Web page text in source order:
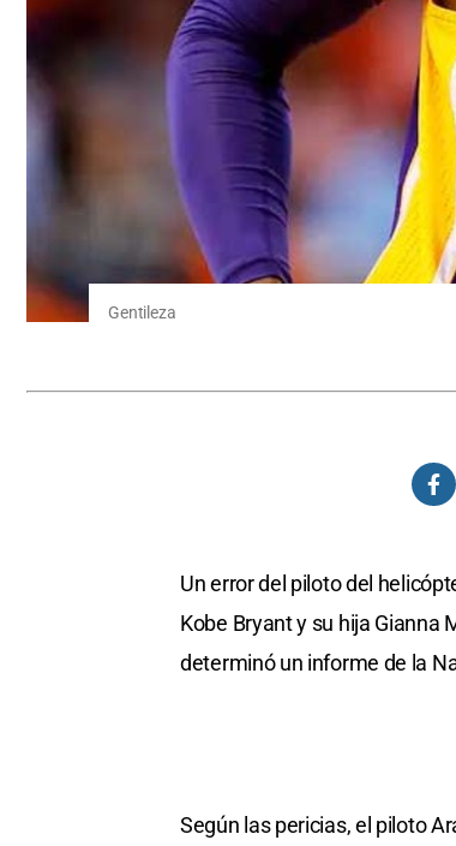
Gentileza
Un error del piloto del
Kobe Bryant y su hija Gianna
determinó un informe de la
Según las pericias, el piloto